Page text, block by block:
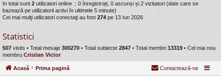
In total sunt 2 utilizatori online :: 0 înregistrați, 0 ascunși și 2 vizitatori (date care se
bazează pe utilizatorii activi în ultimele 5 minute)
Cei mai mulţi utilizatori conectaţi au fost 274 pe 13 Iun 2026
Statistici
507 visits • Total mesaje 300270 • Total subiecte 2847 • Total membri 13319 • Cel mai nou
membru Cristian Victor
Acasă Prima pagină Contactează-ne